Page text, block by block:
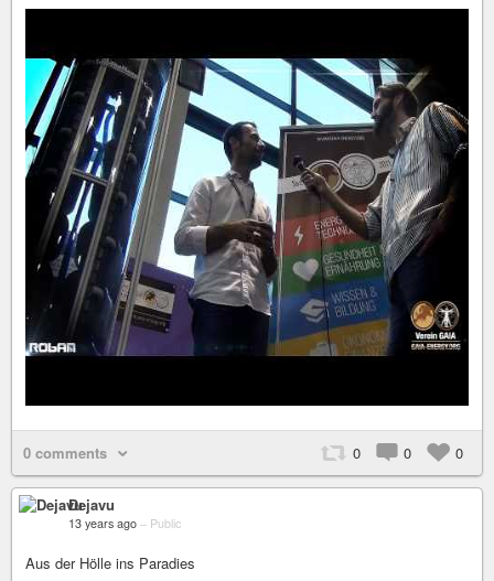
0 comments 0 0 0
Dejavu
13 years ago – Public
Aus der Hölle ins Paradies